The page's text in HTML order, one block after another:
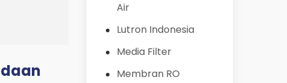
Air
Lutron Indonesia
Media Filter
Membran RO